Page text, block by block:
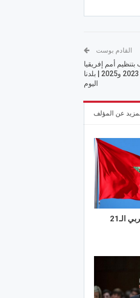
القادم بوست
بتنظيم أمم إفريقيا
مستحق.. ونطمح للتتويج بنسختي 2023 و2025 | بلدنا
اليوم
عن المؤلف
انعقاد المؤتمر العربي الـ21